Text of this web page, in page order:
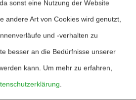
sonst eine Nutzung der Website
andere Art von Cookies wird genutzt,
und -verhalten zu
besser an die Bedürfnisse unserer
kann. Um mehr zu erfahren,
.